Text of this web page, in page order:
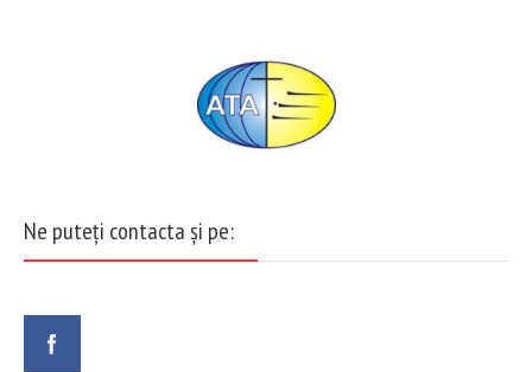
Ne puteți contacta și pe: